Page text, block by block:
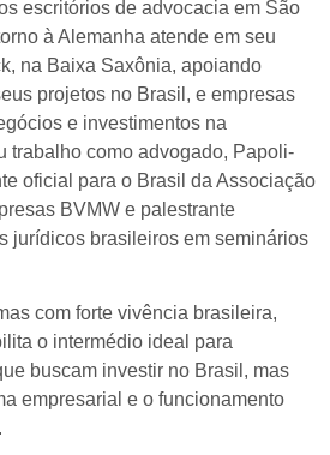
escritórios de advocacia em São
à Alemanha atende em seu
na Baixa Saxônia, apoiando
projetos no Brasil, e empresas
e investimentos na
trabalho como advogado, Papoli-
oficial para o Brasil da Associação
BVMW e palestrante
jurídicos brasileiros em seminários
com forte vivência brasileira,
o intermédio ideal para
buscam investir no Brasil, mas
empresarial e o funcionamento